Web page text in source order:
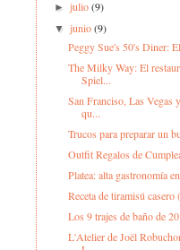
►julio(9)
▼junio(9)
Peggy Sue's 50's Diner:
The Milky Way: El
Spiel...
San Franciso, Las Vegas
qu...
Trucos para preparar un
Outfit Regalos de
Platea: alta gastronomía
Receta de tiramisú
Los 9 trajes de baño de
L'Atelier de Joël